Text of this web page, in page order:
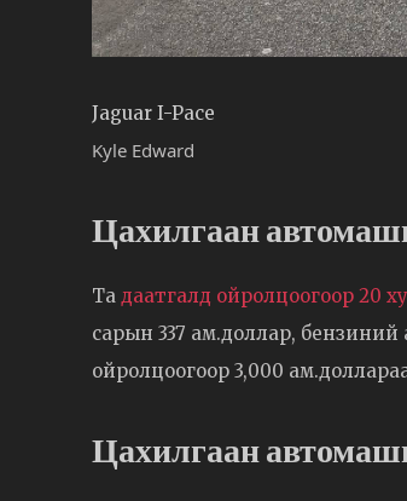
Jaguar I-Pace
Kyle Edward
Цахилгаан
Та даатгалд ойролцоогоор 20
сарын 337 ам.доллар,
ойролцоогоор 3,000
Цахилгаан